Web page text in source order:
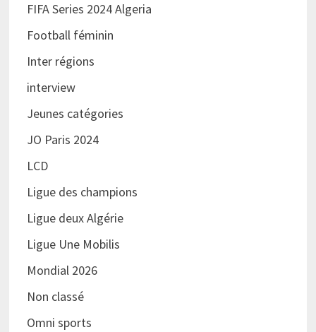
FIFA Series 2024 Algeria
Football féminin
Inter régions
interview
Jeunes catégories
JO Paris 2024
LCD
Ligue des champions
Ligue deux Algérie
Ligue Une Mobilis
Mondial 2026
Non classé
Omni sports